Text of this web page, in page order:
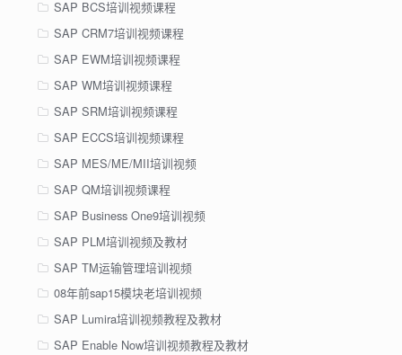
SAP BCS培训视频课程
SAP CRM7培训视频课程
SAP EWM培训视频课程
SAP WM培训视频课程
SAP SRM培训视频课程
SAP ECCS培训视频课程
SAP MES/ME/MII培训视频
SAP QM培训视频课程
SAP Business One9培训视频
SAP PLM培训视频及教材
SAP TM运输管理培训视频
08年前sap15模块老培训视频
SAP Lumira培训视频教程及教材
SAP Enable Now培训视频教程及教材